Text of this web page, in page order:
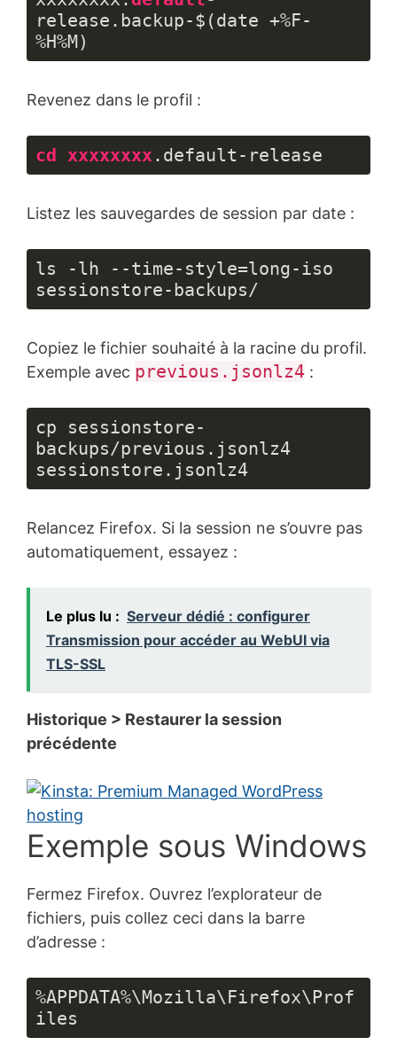
release.backup-$(date +%F-
%H%M)
code :
(php)
Revenez dans le profil :
cd xxxxxxxx.default-release
code :
(css)
Listez les sauvegardes de session par date :
ls -lh --time-style=long-iso
sessionstore-backups/
Copiez le fichier souhaité à la racine du profil.
Exemple avec previous.jsonlz4 :
cp sessionstore-
backups/previous.jsonlz4
sessionstore.jsonlz4
Relancez Firefox. Si la session ne s’ouvre pas
automatiquement, essayez :
Le plus lu : Serveur dédié : configurer
Transmission pour accéder au WebUI via
TLS-SSL
Historique > Restaurer la session
précédente
Exemple sous Windows
Fermez Firefox. Ouvrez l’explorateur de
fichiers, puis collez ceci dans la barre
d’adresse :
%APPDATA%\Mozilla\Firefox\Prof
iles